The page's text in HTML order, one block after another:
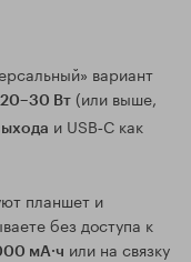
вариант
20–30 Вт (или выше,
и USB‑C как
планшет и
без доступа к
мА·ч или на связку